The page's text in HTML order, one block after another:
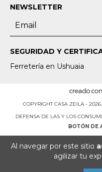
Al navegar por este sitio
agilizar tu
NEWSLETTER
SEGURIDAD Y
Ferretería en Ushuaia
COPYRIGHT CASA ZEILA -
DEFENSA DE LAS Y LOS
BOTÓN DE